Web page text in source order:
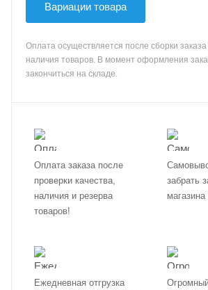
Вариации товара
Оплата осуществляется после сборки
наличия товаров. В момент оформления
закончиться на складе.
Оплата заказа после
проверки качества,
наличия и резерва
товаров!
забрать
Ежедневная отгрузка